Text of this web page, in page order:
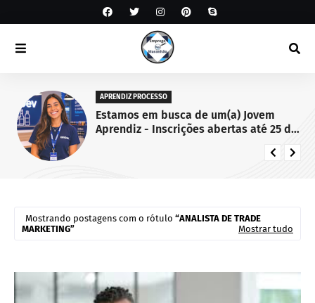
APRENDIZ PROCESSO
Estamos em busca de um(a) Jovem
Aprendiz - Inscrições abertas até 25 de
Mostrando postagens com o rótulo
ANALISTA DE TRADE
MARKETING
Mostrar tudo